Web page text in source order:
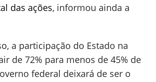
das ações, informou ainda a
a participação do Estado na
de 72% para menos de 45% de
federal deixará de ser o